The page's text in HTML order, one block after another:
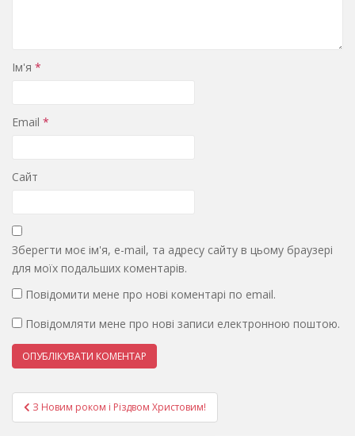
Ім'я *
Email *
Сайт
Зберегти моє ім'я, e-mail, та адресу сайту в цьому браузері
для моїх подальших коментарів.
Повідомити мене про нові коментарі по email.
Повідомляти мене про нові записи електронною поштою.
Навігація
записів
З Новим роком і Різдвом Христовим!